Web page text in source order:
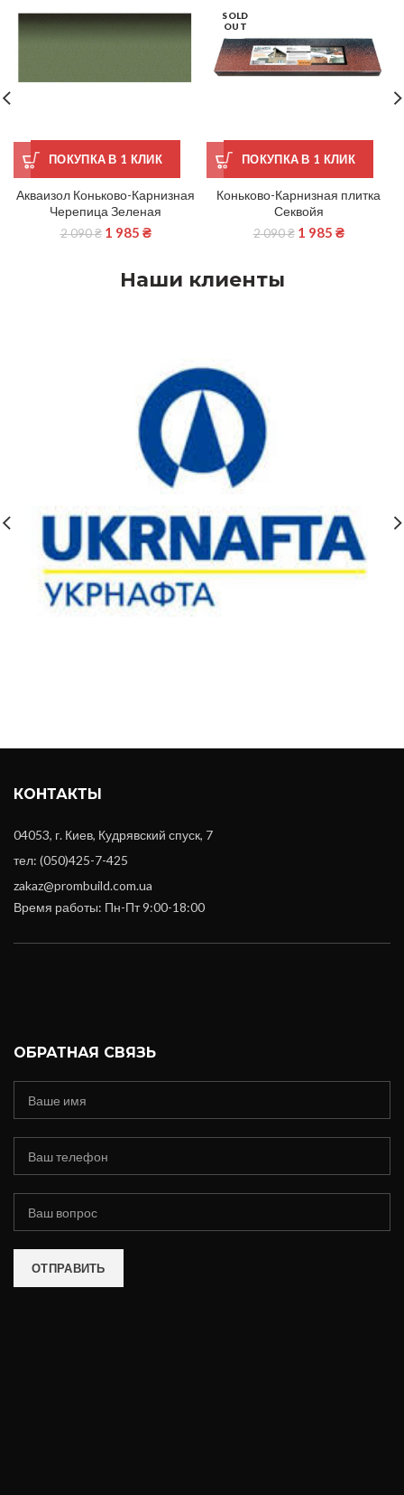
ПОКУПКА В 1 КЛИК
Акваизол Коньково-Карнизная
Черепица Зеленая
2 090₴ 1 985 ₴
SOLD
OUT
ПОКУПКА В 1 КЛИК
Коньково-Карнизная плитка
Секвойя
2 090₴ 1 985 ₴
Наши клиенты
КОНТАКТЫ
04053, г. Киев, Кудрявский спуск, 7
тел: (050)425-7-425
zakaz@prombuild.com.ua
Время работы: Пн-Пт 9:00-18:00
ОБРАТНАЯ СВЯЗЬ